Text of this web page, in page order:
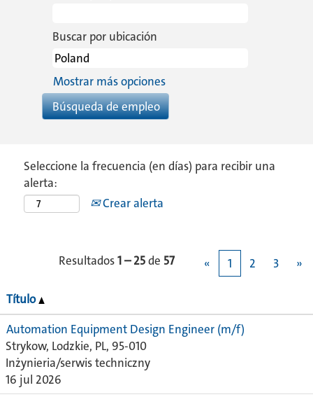
Buscar por ubicación
Mostrar más opciones
Seleccione la frecuencia (en días) para recibir una
alerta:
Crear alerta
Resultados1 – 25de 57 « 1 2 3 »
Título
Automation Equipment Design Engineer (m/f)
Strykow, Lodzkie, PL, 95-010
Inżynieria/serwis techniczny
16 jul 2026